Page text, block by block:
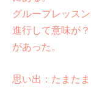
グループレッス
進行して意味が
があった。
思い出：たまた